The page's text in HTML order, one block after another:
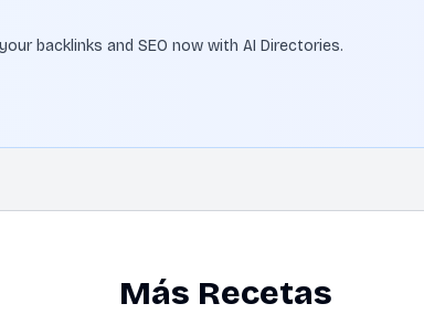
backlinks and SEO now with AI Directories.
Más Recetas